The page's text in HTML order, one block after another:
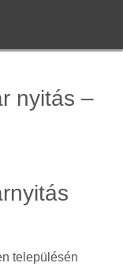
nyitás –
településén